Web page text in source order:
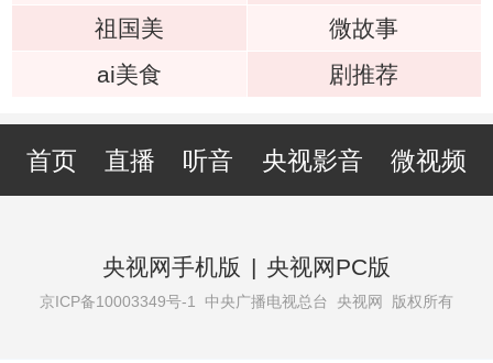
祖国美
微故事
ai美食
剧推荐
首页 直播 听音 央视影音 微视频
央视网手机版 | 央视网PC版
京ICP备10003349号-1 中央广播电视总台 央视网 版权所有